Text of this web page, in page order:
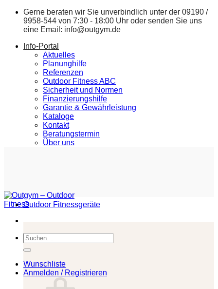
Zum
springen
Gerne beraten wir Sie unverbindlich unter der 09190 /
9958-544 von 7:30 - 18:00 Uhr oder senden Sie uns
eine Email: info@outgym.de
Info-Portal
Aktuelles
Planunghilfe
Referenzen
Outdoor Fitness ABC
Sicherheit und Normen
Finanzierungshilfe
Garantie & Gewährleistung
Kataloge
Kontakt
Beratungstermin
Über uns
Suchen
nach:
Wunschliste
Anmelden / Registrieren
Outdoor Fitnessgeräte